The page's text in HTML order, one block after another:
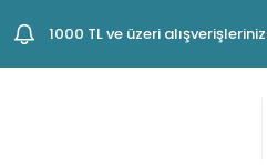
1000 TL ve üzeri